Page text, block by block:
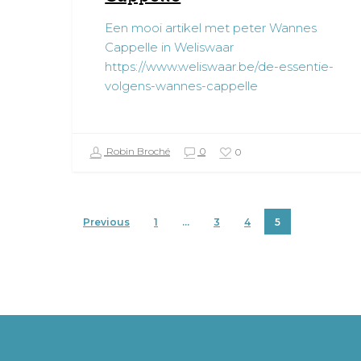
Een mooi artikel met peter Wannes
Cappelle in Weliswaar
https://www.weliswaar.be/de-essentie-
volgens-wannes-cappelle
Robin Broché 0 0
Previous 1 … 3 4 5